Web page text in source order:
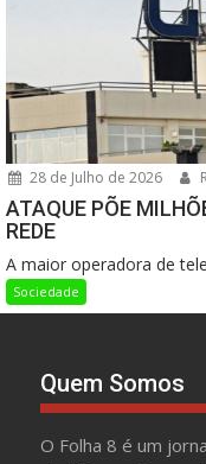
28 de Julho de 2026
ATAQUE PÕE
REDE
A maior operadora de
Sociedade
Quem Somos
O Folha 8 é um